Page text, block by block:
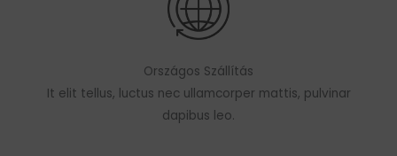
Országos Szállítás
It elit tellus, luctus nec ullamcorper mattis, pulvinar
dapibus leo.